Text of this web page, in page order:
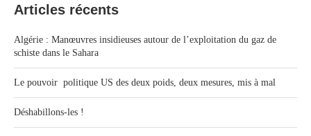
Articles récents
Algérie : Manœuvres insidieuses autour de l’exploitation du gaz de
schiste dans le Sahara
Le pouvoir politique US des deux poids, deux mesures, mis à mal
Déshabillons-les !